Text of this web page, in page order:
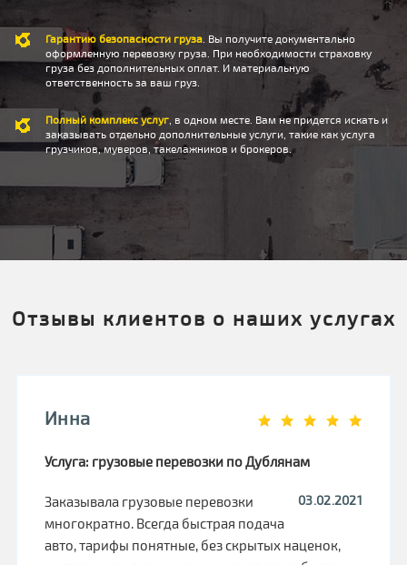
Гарантию безопасности груза . Вы получите документально
оформленную перевозку груза. При необходимости страховку
груза без дополнительных оплат. И материальную
ответственность за ваш груз.
Полный комплекс услуг , в одном месте. Вам не придется искать и
заказывать отдельно дополнительные услуги, такие как услуга
грузчиков, муверов, такелажников и брокеров.
Отзывы клиентов о наших услугах
Инна
Услуга: грузовые перевозки по Дублянам
03.02.2021
Заказывала грузовые перевозки
многократно. Всегда быстрая подача
авто, тарифы понятные, без скрытых наценок,